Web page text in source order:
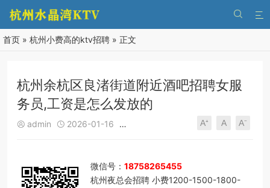


首页 » 杭州小费高的ktv招聘 » 正文
杭州余杭区良渚街道附近酒吧招聘女服
务员,工资是怎么发放的
 admin  2026-01-16  杭州小费高的ktv招聘  146
A⁺ A A⁻
微信号： 18758265455
杭州夜总会招聘 小费1200-1500-1800-